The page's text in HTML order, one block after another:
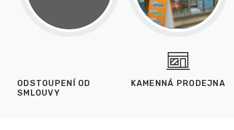
ODSTOUPENÍ OD
SMLOUVY
KAMENNÁ PRODEJNA